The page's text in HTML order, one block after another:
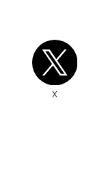
X
別ウィンドウリンク